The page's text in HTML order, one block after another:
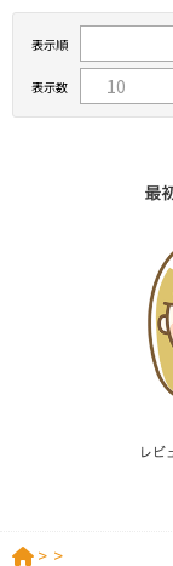
表示順
表示数
> >